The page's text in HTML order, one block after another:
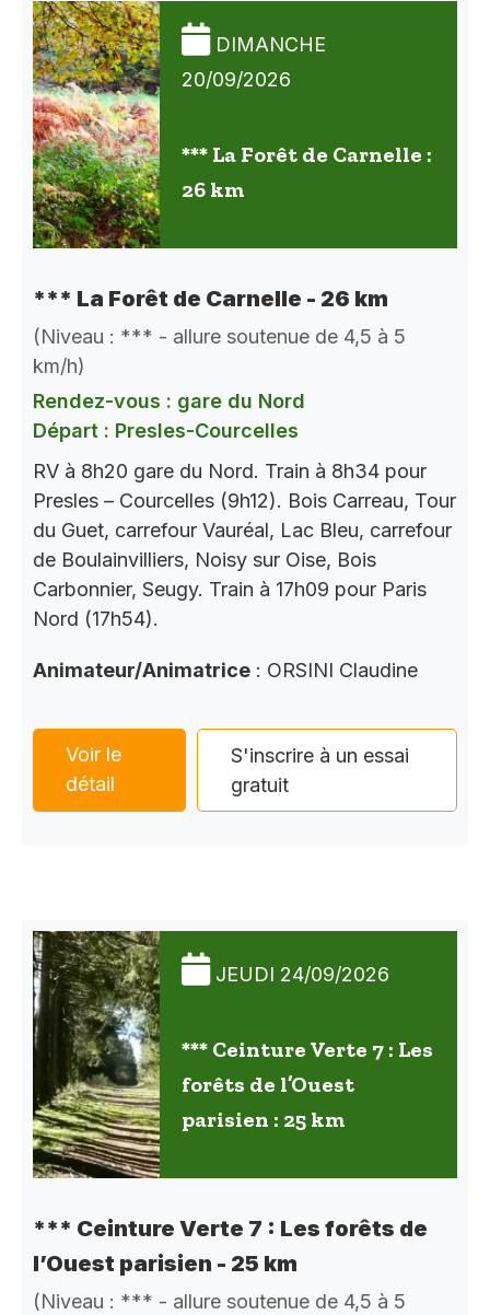
DIMANCHE
20/09/2026
*** La Forêt de Carnelle :
26 km
*** La Forêt de Carnelle - 26 km
(Niveau : *** - allure soutenue de 4,5 à 5
km/h)
Rendez-vous : gare du Nord
Départ : Presles-Courcelles
RV à 8h20 gare du Nord. Train à 8h34 pour
Presles – Courcelles (9h12). Bois Carreau, Tour
du Guet, carrefour Vauréal, Lac Bleu, carrefour
de Boulainvilliers, Noisy sur Oise, Bois
Carbonnier, Seugy. Train à 17h09 pour Paris
Nord (17h54).
Animateur/Animatrice : ORSINI Claudine
Voir le
détail
S'inscrire à un essai
gratuit
JEUDI 24/09/2026
*** Ceinture Verte 7 : Les
forêts de l’Ouest
parisien : 25 km
*** Ceinture Verte 7 : Les forêts de
l’Ouest parisien - 25 km
(Niveau : *** - allure soutenue de 4,5 à 5